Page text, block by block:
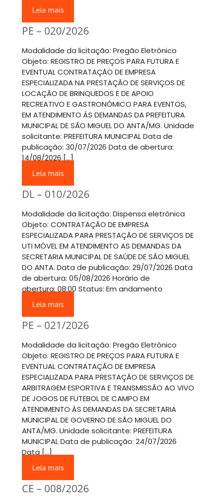
Leia mais
PE – 020/2026
Modalidade da licitação: Pregão Eletrônico
Objeto: REGISTRO DE PREÇOS PARA FUTURA E
EVENTUAL CONTRATAÇÃO DE EMPRESA
ESPECIALIZADA NA PRESTAÇÃO DE SERVIÇOS DE
LOCAÇÃO DE BRINQUEDOS E DE APOIO
RECREATIVO E GASTRONÔMICO PARA EVENTOS,
EM ATENDIMENTO ÀS DEMANDAS DA PREFEITURA
MUNICIPAL DE SÃO MIGUEL DO ANTA/MG. Unidade
solicitante: PREFEITURA MUNICIPAL Data de
publicação: 30/07/2026 Data de abertura:
14/08/2026 […]
Leia mais
DL – 010/2026
Modalidade da licitação: Dispensa eletrônica
Objeto: CONTRATAÇÃO DE EMPRESA
ESPECIALIZADA PARA PRESTAÇÃO DE SERVIÇOS DE
UTI MÓVEL EM ATENDIMENTO AS DEMANDAS DA
SECRETARIA MUNICIPAL DE SAÚDE DE SÃO MIGUEL
DO ANTA. Data de publicação: 29/07/2026 Data
de abertura: 05/08/2026 Horário de
abertura: 08:00 Status: Em andamento
Leia mais
PE – 021/2026
Modalidade da licitação: Pregão Eletrônico
Objeto: REGISTRO DE PREÇOS PARA FUTURA E
EVENTUAL CONTRATAÇÃO DE EMPRESA
ESPECIALIZADA PARA PRESTAÇÃO DE SERVIÇOS DE
ARBITRAGEM ESPORTIVA E TRANSMISSÃO AO VIVO
DE JOGOS DE FUTEBOL DE CAMPO EM
ATENDIMENTO ÀS DEMANDAS DA SECRETARIA
MUNICIPAL DE GOVERNO DE SÃO MIGUEL DO
ANTA/MG. Unidade solicitante: PREFEITURA
MUNICIPAL Data de publicação: 24/07/2026
Data […]
Leia mais
CE – 008/2026